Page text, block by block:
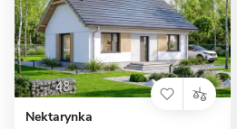
Nektarynka